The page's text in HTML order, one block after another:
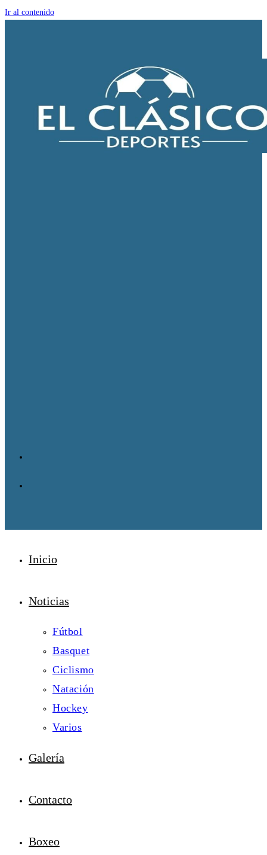
Ir al contenido
Inicio
Noticias
Fútbol
Basquet
Ciclismo
Natación
Hockey
Varios
Galería
Contacto
Boxeo